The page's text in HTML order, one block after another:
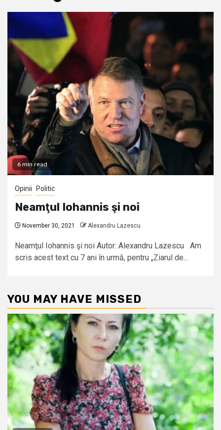
6 min read
Opinii Politic
Neamţul Iohannis şi noi
November 30, 2021 Alexandru Lazescu
Neamţul Iohannis şi noi Autor: Alexandru Lazescu Am
scris acest text cu 7 ani în urmă, pentru „Ziarul de...
YOU MAY HAVE MISSED